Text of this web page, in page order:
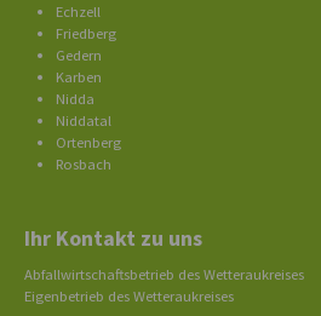
Echzell
Friedberg
Gedern
Karben
Nidda
Niddatal
Ortenberg
Rosbach
Ihr Kontakt zu uns
Abfallwirtschaftsbetrieb des Wetteraukreises
Eigenbetrieb des Wetteraukreises